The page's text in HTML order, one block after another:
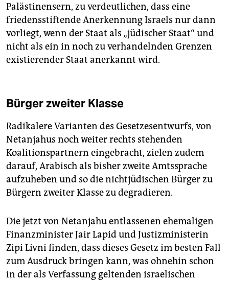
Palästinensern, zu verdeutlichen, dass eine
friedensstiftende Anerkennung Israels nur dann
vorliegt, wenn der Staat als „jüdischer Staat“ und
nicht als ein in noch zu verhandelnden Grenzen
existierender Staat anerkannt wird.
Bürger zweiter Klasse
Radikalere Varianten des Gesetzesentwurfs, von
Netanjahus noch weiter rechts stehenden
Koalitionspartnern eingebracht, zielen zudem
darauf, Arabisch als bisher zweite Amtssprache
aufzuheben und so die nichtjüdischen Bürger zu
Bürgern zweiter Klasse zu degradieren.
Die jetzt von Netanjahu entlassenen ehemaligen
Finanzminister Jair Lapid und Justizministerin
Zipi Livni finden, dass dieses Gesetz im besten Fall
zum Ausdruck bringen kann, was ohnehin schon
in der als Verfassung geltenden israelischen